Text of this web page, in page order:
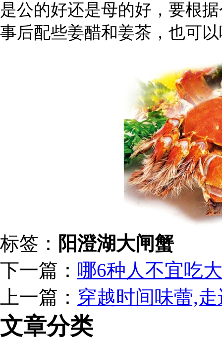
是公的好还是母的好，要根
事后配些姜醋和姜茶，也可
标签： 阳澄湖大闸蟹
下一篇： 哪6种人不宜吃
上一篇： 穿越时间味蕾,
文章分类